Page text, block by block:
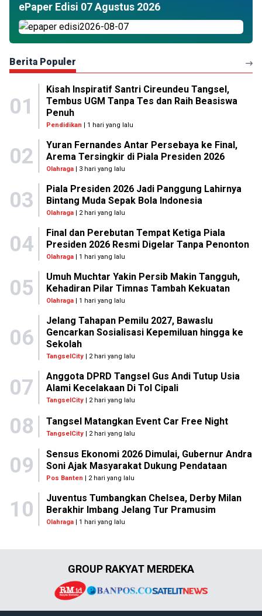
ePaper Edisi 07 Agustus 2026
Berita Populer
01
Kisah Inspiratif Santri Cireundeu Tangsel,
Tembus UGM Tanpa Tes dan Raih Beasiswa
Penuh
Pendidikan | 1 hari yang lalu
02
Yuran Fernandes Antar Persebaya ke Final,
Arema Tersingkir di Piala Presiden 2026
Olahraga| 3 hari yang lalu
03
Piala Presiden 2026 Jadi Panggung Lahirnya
Bintang Muda Sepak Bola Indonesia
Olahraga| 2 hari yang lalu
04
Final dan Perebutan Tempat Ketiga Piala
Presiden 2026 Resmi Digelar Tanpa Penonton
Olahraga| 1 hari yang lalu
05
Umuh Muchtar Yakin Persib Makin Tangguh,
Kehadiran Pilar Timnas Tambah Kekuatan
Olahraga| 1 hari yang lalu
06
Jelang Tahapan Pemilu 2027, Bawaslu
Gencarkan Sosialisasi Kepemiluan hingga ke
Sekolah
TangselCity| 2 hari yang lalu
07
Anggota DPRD Tangsel Gus Andi Tutup Usia
Alami Kecelakaan Di Tol Cipali
TangselCity| 2 hari yang lalu
08 Tangsel Matangkan Event Car Free Night
TangselCity | 2 hari yang lalu
09
Sensus Ekonomi 2026 Dimulai, Gubernur Andra
Soni Ajak Masyarakat Dukung Pendataan
Pos Banten | 2 hari yang lalu
10
Juventus Tumbangkan Chelsea, Derby Milan
Berakhir Imbang Jelang Tur Pramusim
Olahraga| 1 hari yang lalu
GROUP RAKYAT MERDEKA